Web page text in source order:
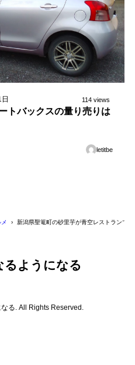
114 views
トバックスの量り売りは
letitbe
新潟県聖篭町の砂里芋が青空レストランで
ようになる
る. All Rights Reserved.